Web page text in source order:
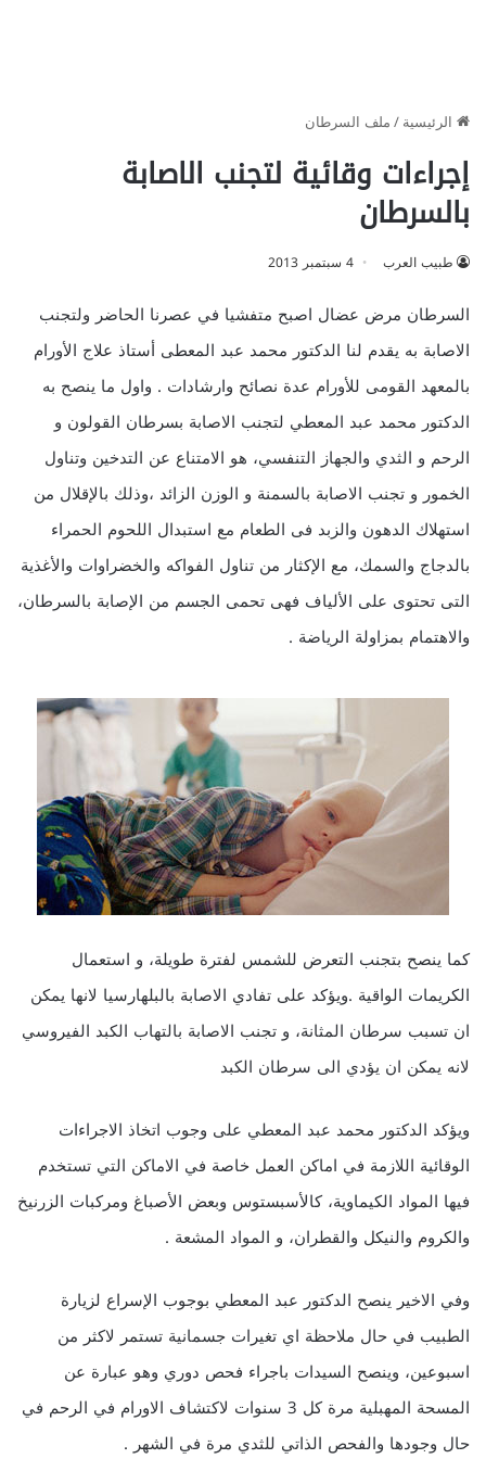
الرئيسية/ملف السرطان
إجراءات وقائية لتجنب الاصابة
بالسرطان
طبيب العرب 4 سبتمبر 2013
السرطان مرض عضال اصبح متفشيا في عصرنا الحاضر ولتجنب
الاصابة به يقدم لنا الدكتور محمد عبد المعطى أستاذ علاج الأورام
بالمعهد القومى للأورام عدة نصائح وارشادات . واول ما ينصح به
الدكتور محمد عبد المعطي لتجنب الاصابة بسرطان القولون و
الرحم و الثدي والجهاز التنفسي، هو الامتناع عن التدخين وتناول
الخمور و تجنب الاصابة بالسمنة و الوزن الزائد ،وذلك بالإقلال من
استهلاك الدهون والزبد فى الطعام مع استبدال اللحوم الحمراء
بالدجاج والسمك، مع الإكثار من تناول الفواكه والخضراوات والأغذية
التى تحتوى على الألياف فهى تحمى الجسم من الإصابة بالسرطان،
والاهتمام بمزاولة الرياضة .
كما ينصح بتجنب التعرض للشمس لفترة طويلة، و استعمال
الكريمات الواقية .ويؤكد على تفادي الاصابة بالبلهارسيا لانها يمكن
ان تسبب سرطان المثانة، و تجنب الاصابة بالتهاب الكبد الفيروسي
لانه يمكن ان يؤدي الى سرطان الكبد
ويؤكد الدكتور محمد عبد المعطي على وجوب اتخاذ الاجراءات
الوقائية اللازمة في اماكن العمل خاصة في الاماكن التي تستخدم
فيها المواد الكيماوية، كالأسبستوس وبعض الأصباغ ومركبات الزرنيخ
والكروم والنيكل والقطران، و المواد المشعة .
وفي الاخير ينصح الدكتور عبد المعطي بوجوب الإسراع لزيارة
الطبيب في حال ملاحظة اي تغيرات جسمانية تستمر لاكثر من
اسبوعين، وينصح السيدات باجراء فحص دوري وهو عبارة عن
المسحة المهبلية مرة كل 3 سنوات لاكتشاف الاورام في الرحم في
حال وجودها والفحص الذاتي للثدي مرة في الشهر .